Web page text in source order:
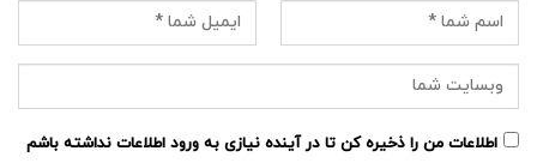
اطلاعات من را ذخیره کن تا در آینده نیازی به ورود اطلاعات نداشته باشم